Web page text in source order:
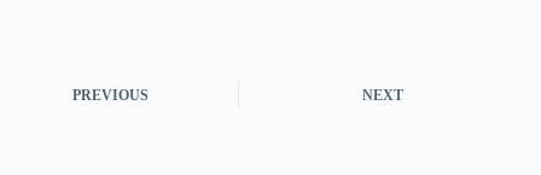
PREVIOUS NEXT